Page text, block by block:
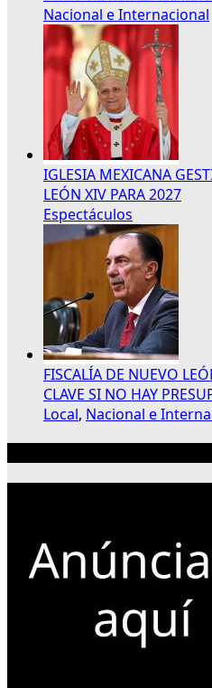
Nacional e Internacional
IGLESIA MEXICANA
LEÓN XIV PARA 2027
Espectáculos
FISCALÍA DE NUEVO
CLAVE SI NO HAY
Local, Nacional e